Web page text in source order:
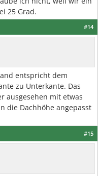
25 Grad.
#14
entspricht dem
zu Unterkante. Das
ausgesehen mit etwas
die Dachhöhe angepasst
#15